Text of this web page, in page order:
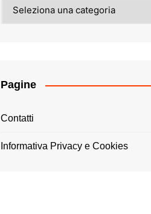
Pagine
Contatti
Informativa Privacy e Cookies